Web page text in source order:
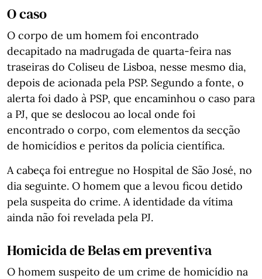
O caso
O corpo de um homem foi encontrado
decapitado na madrugada de quarta-feira nas
traseiras do Coliseu de Lisboa, nesse mesmo dia,
depois de acionada pela PSP. Segundo a fonte, o
alerta foi dado à PSP, que encaminhou o caso para
a PJ, que se deslocou ao local onde foi
encontrado o corpo, com elementos da secção
de homicídios e peritos da polícia científica.
A cabeça foi entregue no Hospital de São José, no
dia seguinte. O homem que a levou ficou detido
pela suspeita do crime. A identidade da vítima
ainda não foi revelada pela PJ.
Homicida de Belas em preventiva
O homem suspeito de um crime de homicídio na